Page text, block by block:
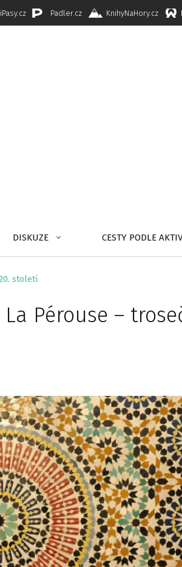
Padler.cz KnihyNaHory.cz
DISKUZE CESTY PODLE
století
Pérouse –